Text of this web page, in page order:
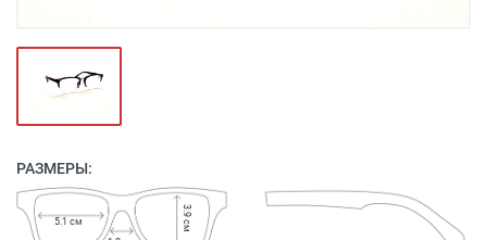
РАЗМЕРЫ:
5.1 см 3.9 см